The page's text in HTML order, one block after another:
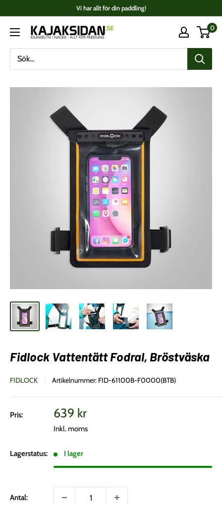
innehåll
Vi har allt för din paddling!
Kajaksidan
0
Fidlock Vattentätt Fodral, Bröstväska
FIDLOCK Artikelnummer: FID-61100B-F0000(BTB)
Pris:
Vårt
pris
639 kr
Inkl. moms
Lagerstatus: I lager
Antal: